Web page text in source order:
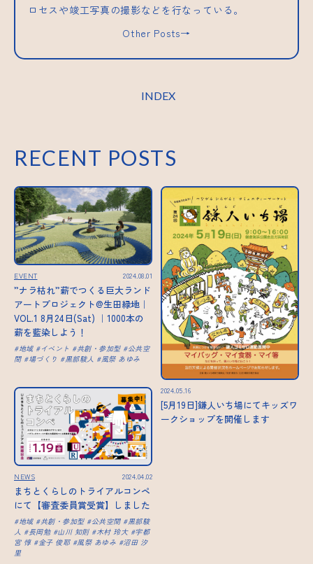
ロセスや竣工写真の撮影などを行なっている。
Other Posts→
INDEX
RECENT POSTS
EVENT 2024.08.01
”ナラ枯れ”薪でつくる巨大ランド
アートプロジェクト@生田緑地｜
VOL.1 8月24日(Sat) ｜1000本の
薪を藍染しよう！
地域 イベント 共創・参加型
公共空
間
場づくり 黒部駿人 風祭 あゆみ
2024.05.16
[5月19日]鎌人いち場にてキッズワ
ークショップを開催します
NEWS 2024.04.02
まちとくらしのトライアルコンペ
にて【審査委員賞受賞】しました
地域 共創・参加型 公共空間
黒部駿
人
長岡勉 山川 知則 木村 玲大
宇都
宮 惇
金子 俊耶 風祭 あゆみ
沼田 汐
里